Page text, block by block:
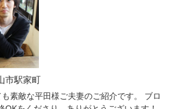
市駅家町
素敵な平田様ご夫妻のご紹介です。 ブロ